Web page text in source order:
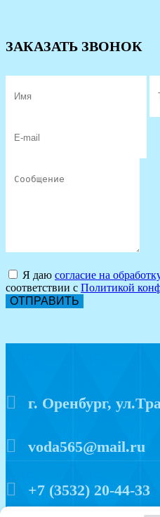
ЗАКАЗАТЬ ЗВОНОК
Я даю согласие на
соответствии с Политикой
ОТПРАВИТЬ
г. Оренбург,
voda565@mail.ru
+7 (3532) 20-44-33